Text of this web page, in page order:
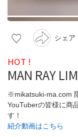
シェア
HOT !
MAN RAY
※mikatsuki-ma.com
YouTuberの皆様に商
す！
紹介動画はこちら